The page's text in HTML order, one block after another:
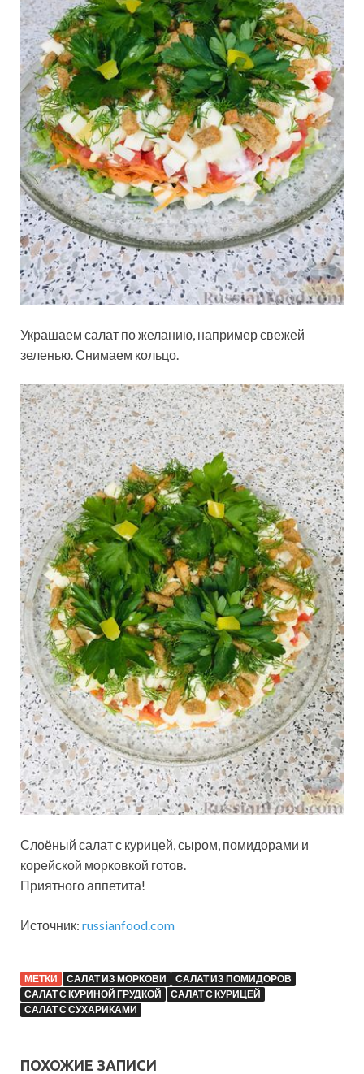
Украшаем салат по желанию, например свежей
зеленью. Снимаем кольцо.
Слоёный салат с курицей, сыром, помидорами и
корейской морковкой готов.
Приятного аппетита!
Источник: russianfood.com
МЕТКИ САЛАТ ИЗ МОРКОВИ
САЛАТ ИЗ ПОМИДОРОВ
САЛАТ С КУРИНОЙ ГРУДКОЙ
САЛАТ С КУРИЦЕЙ
САЛАТ С СУХАРИКАМИ
ПОХОЖИЕ ЗАПИСИ